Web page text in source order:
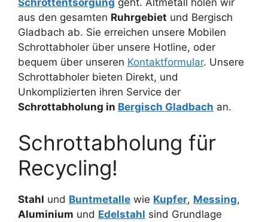
Schrottentsorgung geht. Altmetall holen wir
aus den gesamten Ruhrgebiet und Bergisch
Gladbach ab. Sie erreichen unsere Mobilen
Schrottabholer über unsere Hotline, oder
bequem über unseren Kontaktformular. Unsere
Schrottabholer bieten Direkt, und
Unkomplizierten ihren Service der
Schrottabholung in Bergisch Gladbach an.
Schrottabholung für
Recycling!
Stahl und Buntmetalle wie Kupfer, Messing,
Aluminium und Edelstahl sind Grundlage